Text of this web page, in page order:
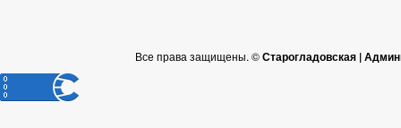
Все права защищены. ©Старогладовская |